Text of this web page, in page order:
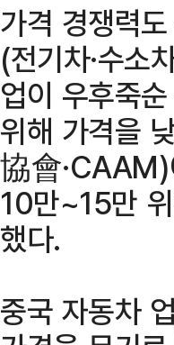
가격 경쟁력
(전기차·수소
업이 우후죽
위해 가격을
協會·CAAM)
10만~15만
했다.
중국 자동차